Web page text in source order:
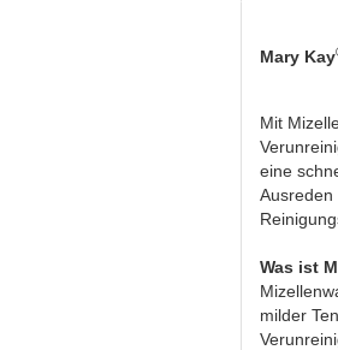
Mary Kay
Mit
eine
Ausreden
Was ist
milder